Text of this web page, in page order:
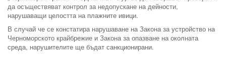
да осъществяват контрол за недопускане на дейности,
нарушаващи целостта на плажните ивици.
В случай че се констатира нарушаване на Закона за устройство на
Черноморското крайбрежие и Закона за опазване на околната
среда, нарушителите ще бъдат санкционирани.